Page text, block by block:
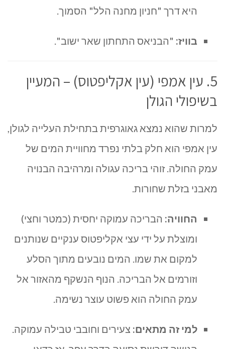
היא דרך "חניון מחנה הלל" הסמוך.
בוויז: "הבניאס התחתון שאר ישוב".
5. עין אמפי (עין אקליפטוס) – המעיין
בשיפולי הגולן
למרות שהוא נמצא גאוגרפית בתחילת העלייה לגולן,
עין אמפי הוא חלק בלתי נפרד מחוויית המים של
עמק החולה. זוהי בריכה עגולה ומרהיבה הבנויה
מאבני בזלת שחורות.
החוויה: הבריכה עמוקה יחסית (כמטר וחצי)
ומוצלת על ידי עצי אקליפטוס ענקיים שנותנים
למקום את שמו. המים נובעים מתוך הסלע
וזורמים אל הבריכה. הנוף הנשקף מהאזור אל
עמק החולה הוא פשוט עוצר נשימה.
למי זה מתאים: צעירים וחובבי טבילה עמוקה.